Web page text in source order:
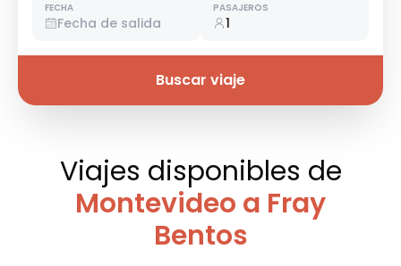
FECHA
Fecha de salida
PASAJEROS
1
Buscar viaje
Viajes disponibles de
Montevideo a Fray
Bentos